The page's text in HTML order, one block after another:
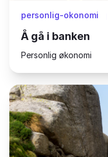
personlig-okonomi
Å gå i banken
Personlig økonomi